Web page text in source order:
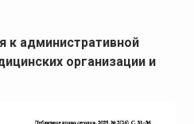
к административной
организации и